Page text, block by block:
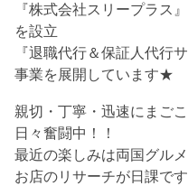
『株式会社スリープラス』
を設立
『退職代行＆保証人代行
事業を展開しています★
親切・丁寧・迅速にまご
日々奮闘中！！
最近の楽しみは両国グル
お店のリサーチが日課です